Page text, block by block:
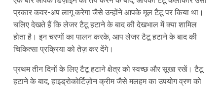
प्रकार कवर-अप लागू करेगा जैसे उन्होंने आपके मूल टैटू पर किया था।
चलिए देखते हैं कि लेजर टैटू हटाने के बाद की देखभाल में क्या शामिल
होता है। इन चरणों का पालन करके, आप लेजर टैटू हटाने के बाद की
चिकित्सा प्रक्रिया को तेज़ कर देंगे।
प्रथम तीन दिनों के लिए टैटू हटाने क्षेत्र को स्वच्छ और सूखा रखें। टैटू
हटाने के बाद, हाइड्रोकोर्टिज़ोन क्रीम जैसे मलहम का उपयोग व्रण को